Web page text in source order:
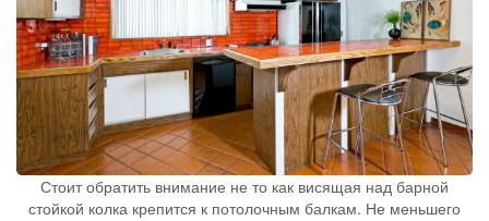
Стоит обратить внимание не то как висящая над барной
стойкой колка крепится к потолочным балкам. Не меньшего